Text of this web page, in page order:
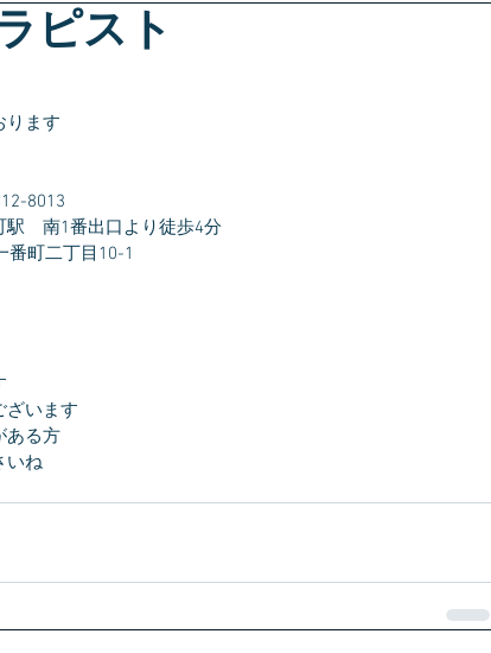
ピスト
ります
8013
　南1番出口より徒歩4分
番町二丁目10-1
ざいます
ある方
いね